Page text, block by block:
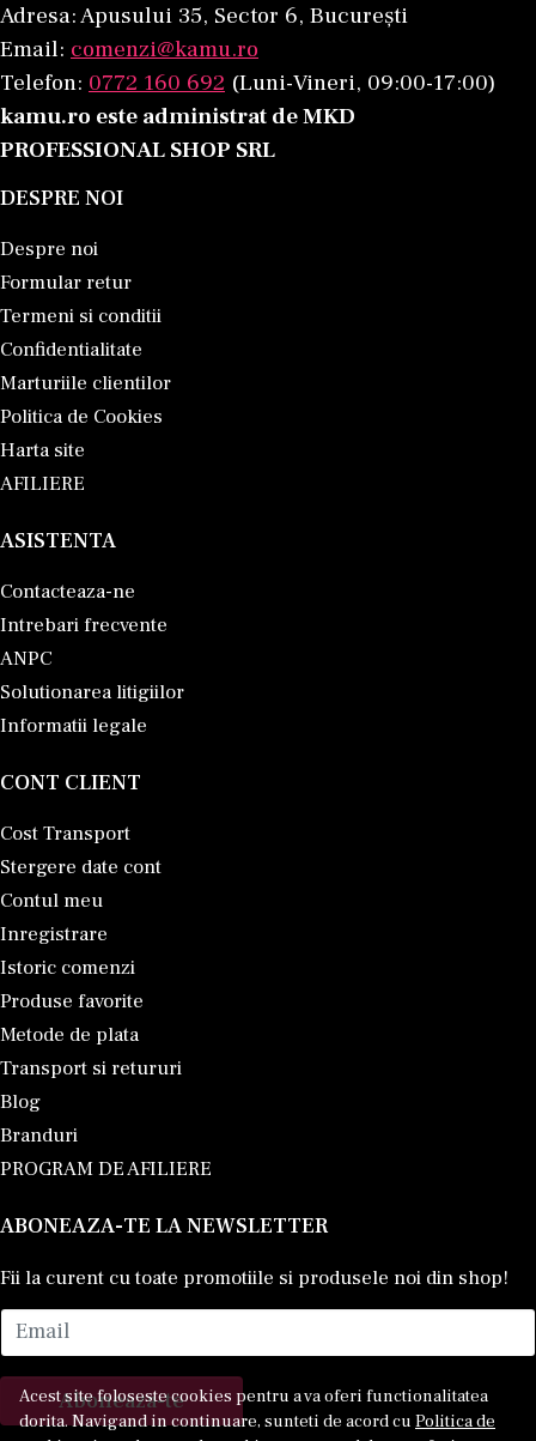
Acest site foloseste cookies pentru a va oferi functionalitatea
dorita. Navigand in continuare, sunteti de acord cu Politica de
Adresa: Apusului 35, Sector 6, București
Email: comenzi@kamu.ro
Telefon: 0772 160 692 (Luni-Vineri, 09:00-17:00)
kamu.ro este administrat de MKD
PROFESSIONAL SHOP SRL
DESPRE NOI
Despre noi
Formular retur
Termeni si conditii
Confidentialitate
Marturiile clientilor
Politica de Cookies
Harta site
AFILIERE
ASISTENTA
Contacteaza-ne
Intrebari frecvente
ANPC
Solutionarea litigiilor
Informatii legale
CONT CLIENT
Cost Transport
Stergere date cont
Contul meu
Inregistrare
Istoric comenzi
Produse favorite
Metode de plata
Transport si retururi
Blog
Branduri
PROGRAM DE AFILIERE
ABONEAZA-TE LA NEWSLETTER
Fii la curent cu toate promotiile si produsele noi din shop!
Email
Aboneaza-te